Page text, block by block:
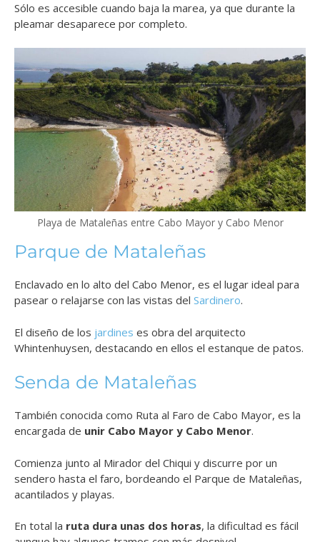
Sólo es accesible cuando baja la marea, ya que durante la
pleamar desaparece por completo.
Playa de Mataleñas entre Cabo Mayor y Cabo Menor
Parque de Mataleñas
Enclavado en lo alto del Cabo Menor, es el lugar ideal para
pasear o relajarse con las vistas del Sardinero.
El diseño de los jardines es obra del arquitecto
Whintenhuysen, destacando en ellos el estanque de patos.
Senda de Mataleñas
También conocida como Ruta al Faro de Cabo Mayor, es la
encargada de unir Cabo Mayor y Cabo Menor.
Comienza junto al Mirador del Chiqui y discurre por un
sendero hasta el faro, bordeando el Parque de Mataleñas,
acantilados y playas.
En total la ruta dura unas dos horas, la dificultad es fácil